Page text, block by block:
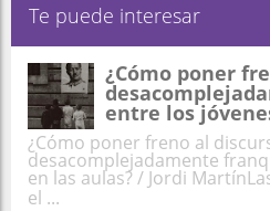
Te puede interesar
¿Cómo poner
entre los
¿Cómo poner freno al
desacomplejadamente
en las aulas? / Jordi
el ...